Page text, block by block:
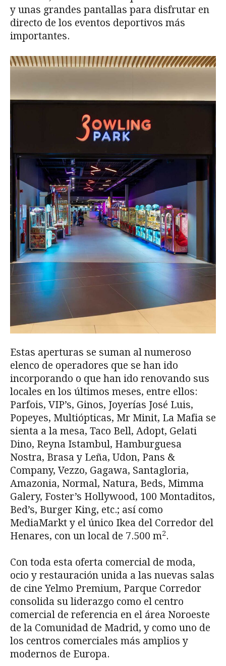
y unas grandes pantallas para disfrutar en
directo de los eventos deportivos más
importantes.
Estas aperturas se suman al numeroso
elenco de operadores que se han ido
incorporando o que han ido renovando sus
locales en los últimos meses, entre ellos:
Parfois, VIP’s, Ginos, Joyerías José Luis,
Popeyes, Multiópticas, Mr Minit, La Mafia se
sienta a la mesa, Taco Bell, Adopt, Gelati
Dino, Reyna Istambul, Hamburguesa
Nostra, Brasa y Leña, Udon, Pans &
Company, Vezzo, Gagawa, Santagloria,
Amazonia, Normal, Natura, Beds, Mimma
Galery, Foster’s Hollywood, 100 Montaditos,
Bed’s, Burger King, etc.; así como
MediaMarkt y el único Ikea del Corredor del
Henares, con un local de 7.500 m2.
Con toda esta oferta comercial de moda,
ocio y restauración unida a las nuevas salas
de cine Yelmo Premium, Parque Corredor
consolida su liderazgo como el centro
comercial de referencia en el área Noroeste
de la Comunidad de Madrid, y como uno de
los centros comerciales más amplios y
modernos de Europa.